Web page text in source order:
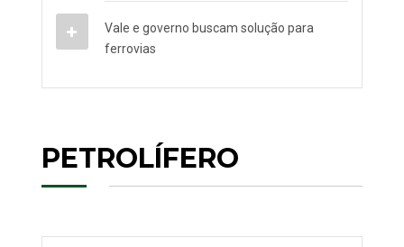
Vale e governo buscam solução para
ferrovias
PETROLÍFERO